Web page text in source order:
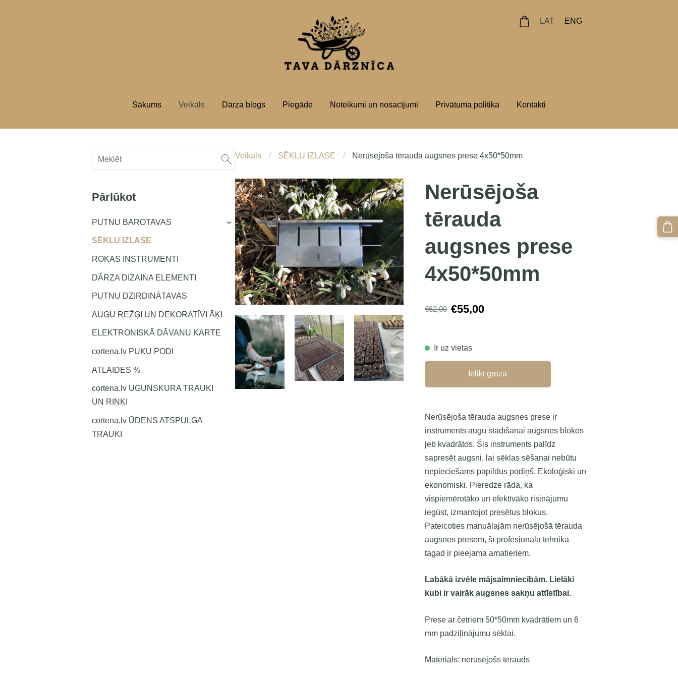
Sākums Veikals Dārza blogs Piegāde Noteikumi un nosacījumi Privātuma politika Kontakti
LAT ENG
Pārlūkot
PUTNU BAROTAVAS ›
SĒKLU IZLASE
ROKAS INSTRUMENTI
DĀRZA DIZAINA ELEMENTI
PUTNU DZIRDINĀTAVAS
AUGU REŽĢI UN DEKORATĪVI ĀĶI
ELEKTRONISKĀ DĀVANU KARTE
cortena.lv PUĶU PODI
ATLAIDES %
cortena.lv UGUNSKURA TRAUKI
UN RIŅĶI
cortena.lv ŪDENS ATSPULGA
TRAUKI
Veikals SĒKLU IZLASE Nerūsējoša tērauda augsnes prese 4x50*50mm
Nerūsējoša
tērauda
augsnes prese
4x50*50mm
€62,00 €55,00
Ir uz vietas
Ielikt grozā
Nerūsējoša tērauda augsnes prese ir
instruments augu stādīšanai augsnes blokos
jeb kvadrātos. Šis instruments palīdz
sapresēt augsni, lai sēklas sēšanai nebūtu
nepieciešams papildus podiņš. Ekoloģiski un
ekonomiski. Pieredze rāda, ka
vispiemērotāko un efektīvāko risinājumu
iegūst, izmantojot presētus blokus.
Pateicoties manuālajām nerūsējošā tērauda
augsnes presēm, šī profesionālā tehnika
tagad ir pieejama amatieriem.
Labākā izvēle mājsaimniecībām. Lielāki
kubi ir vairāk augsnes sakņu attīstībai.
Prese ar četriem 50*50mm kvadrātiem un 6
mm padziļinājumu sēklai.
Materiāls: nerūsējošs tērauds